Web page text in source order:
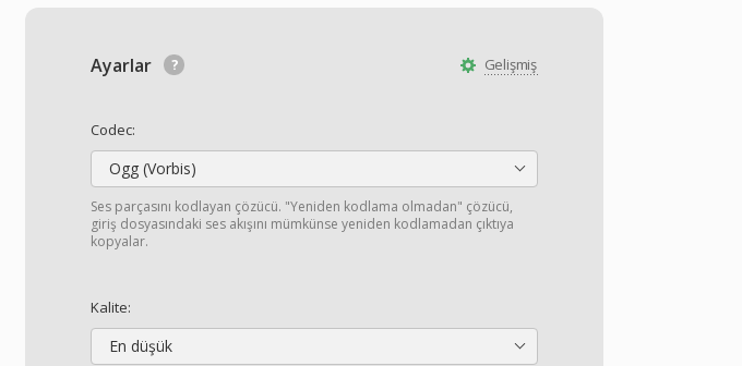
Gelişmiş
Ayarlar
Codec:
Ogg (Vorbis)
Ses parçasını kodlayan çözücü. "Yeniden kodlama olmadan" çözücü,
giriş dosyasındaki ses akışını mümkünse yeniden kodlamadan çıktıya
kopyalar.
Kalite:
En düşük